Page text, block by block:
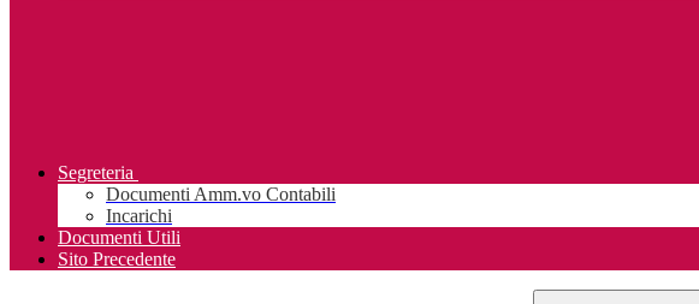
Segreteria
Documenti Amm.vo Contabili
Incarichi
Documenti Utili
Sito Precedente